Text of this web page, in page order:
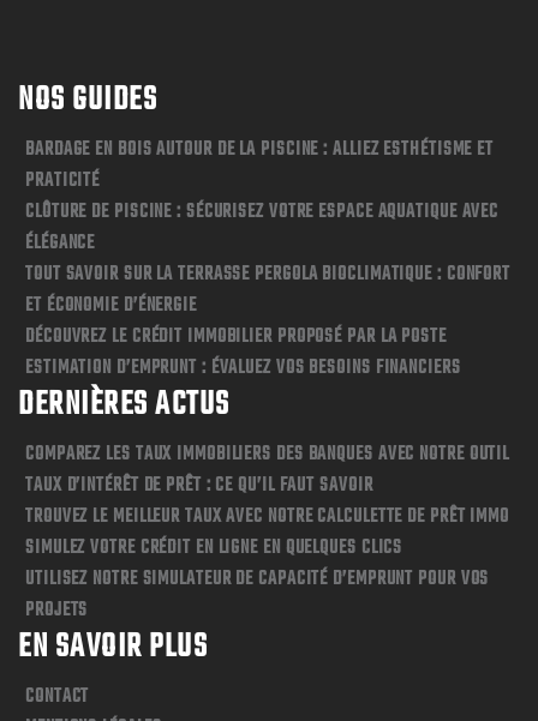
NOS GUIDES
BARDAGE EN BOIS AUTOUR DE LA PISCINE : ALLIEZ ESTHÉTISME ET
PRATICITÉ
CLÔTURE DE PISCINE : SÉCURISEZ VOTRE ESPACE AQUATIQUE AVEC
ÉLÉGANCE
TOUT SAVOIR SUR LA TERRASSE PERGOLA BIOCLIMATIQUE : CONFORT
ET ÉCONOMIE D’ÉNERGIE
DÉCOUVREZ LE CRÉDIT IMMOBILIER PROPOSÉ PAR LA POSTE
ESTIMATION D’EMPRUNT : ÉVALUEZ VOS BESOINS FINANCIERS
DERNIÈRES ACTUS
COMPAREZ LES TAUX IMMOBILIERS DES BANQUES AVEC NOTRE OUTIL
TAUX D’INTÉRÊT DE PRÊT : CE QU’IL FAUT SAVOIR
TROUVEZ LE MEILLEUR TAUX AVEC NOTRE CALCULETTE DE PRÊT IMMO
SIMULEZ VOTRE CRÉDIT EN LIGNE EN QUELQUES CLICS
UTILISEZ NOTRE SIMULATEUR DE CAPACITÉ D’EMPRUNT POUR VOS
PROJETS
EN SAVOIR PLUS
CONTACT